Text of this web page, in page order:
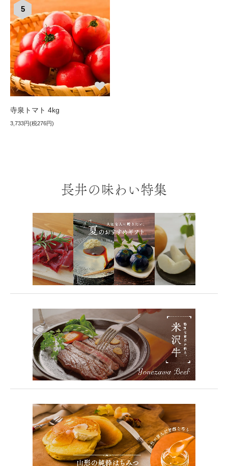
5
寺泉トマト 4kg
3,733円(税276円)
長井の味わい特集